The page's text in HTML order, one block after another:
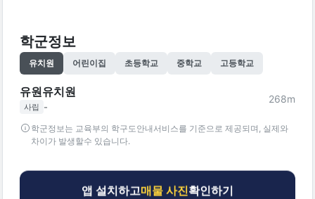
학군정보
유치원 어린이집 초등학교 중학교 고등학교
유원유치원
사립 -
268m
학군정보는 교육부의 학구도안내서비스를 기준으로 제공되며, 실제와
차이가 발생할수 있습니다.
앱 설치하고매물 사진확인하기